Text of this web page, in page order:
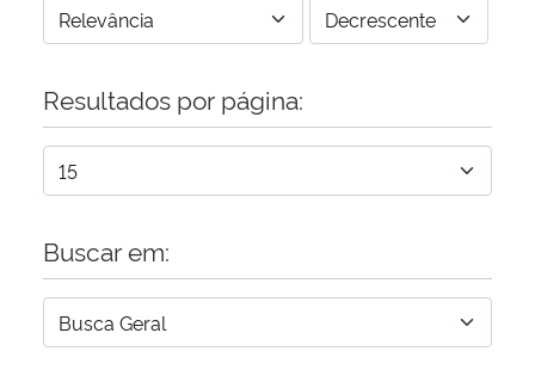
Resultados por página:
Buscar em: